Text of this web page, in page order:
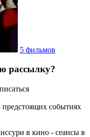
5 фильмов
рассылку?
событиях
в кино - сеансы в